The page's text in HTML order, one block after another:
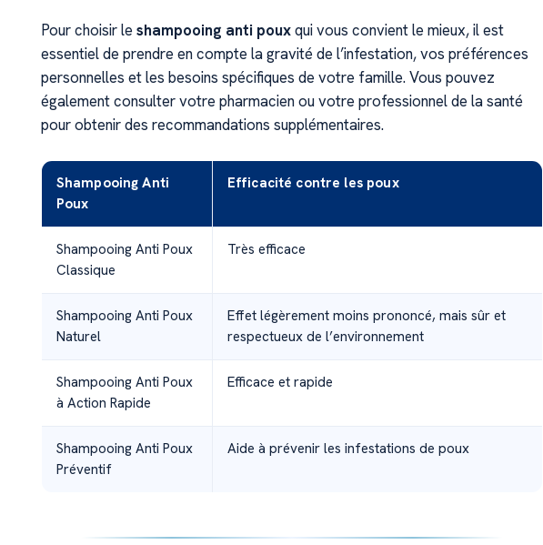
Pour choisir le shampooing anti pouxqui vous convient le mieux, il est
essentiel de prendre en compte la gravité de l’infestation, vos préférences
personnelles et les besoins spécifiques de votre famille. Vous pouvez
également consulter votre pharmacien ou votre professionnel de la santé
pour obtenir des recommandations supplémentaires.
Shampooing Anti
Poux
Efficacité contre les poux
Shampooing Anti Poux
Classique
Très efficace
Shampooing Anti Poux
Naturel
Effet légèrement moins prononcé, mais sûr et
respectueux de l’environnement
Shampooing Anti Poux
à Action Rapide
Efficace et rapide
Shampooing Anti Poux
Préventif
Aide à prévenir les infestations de poux